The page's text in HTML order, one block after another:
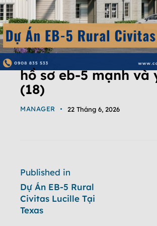
hồ sơ eb-5 mạnh và
(18)
MANAGER 22 Tháng 6, 2026
Published in
Dự Án EB-5 Rural
Civitas Lucille Tại
Texas